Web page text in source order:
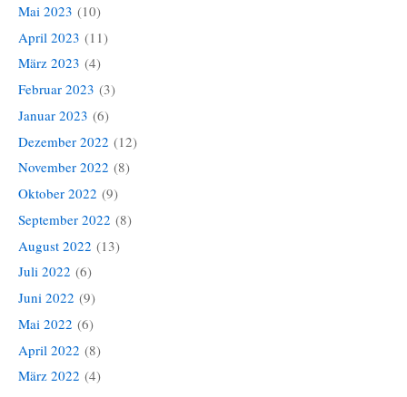
Mai 2023 (10)
April 2023 (11)
März 2023 (4)
Februar 2023 (3)
Januar 2023 (6)
Dezember 2022 (12)
November 2022 (8)
Oktober 2022 (9)
September 2022 (8)
August 2022 (13)
Juli 2022 (6)
Juni 2022 (9)
Mai 2022 (6)
April 2022 (8)
März 2022 (4)